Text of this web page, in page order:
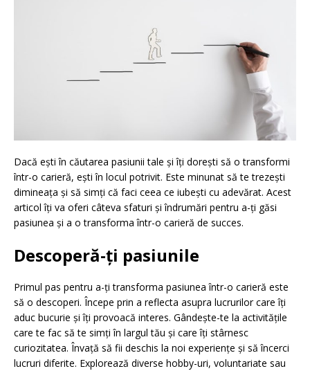
Dacă ești în căutarea pasiunii tale și îți dorești să o transformi
într-o carieră, ești în locul potrivit. Este minunat să te trezești
dimineața și să simți că faci ceea ce iubești cu adevărat. Acest
articol îți va oferi câteva sfaturi și îndrumări pentru a-ți găsi
pasiunea și a o transforma într-o carieră de succes.
Descoperă-ți pasiunile
Primul pas pentru a-ți transforma pasiunea într-o carieră este
să o descoperi. Începe prin a reflecta asupra lucrurilor care îți
aduc bucurie și îți provoacă interes. Gândește-te la activitățile
care te fac să te simți în largul tău și care îți stârnesc
curiozitatea. Învață să fii deschis la noi experiențe și să încerci
lucruri diferite. Explorează diverse hobby-uri, voluntariate sau